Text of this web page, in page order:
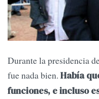
Durante la presidencia
fue nada bien. Había
funciones, e incluso